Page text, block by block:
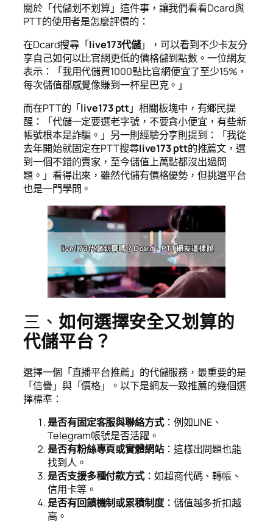
關於「代儲划不划算」這件事，讓我們看看Dcard與
PTT的使用者是怎麼評價的：
在Dcard搜尋「live173代儲」，可以看到不少卡友分
享自己如何以比官網更低的價格儲到點數。一位網友
表示：「我用代儲買1000點比官網便宜了至少15%，
每次儲值都感覺像賺到一杯星巴克。」
而在PTT的「live173 ptt」相關板塊中，有鄉民提
醒：「代儲一定要選老字號，不要貪小便宜，有些新
帳號根本是詐騙。」另一則經驗分享則提到：「我從
去年開始就固定在PTT搜尋live173 ptt的推薦文，選
到一個不錯的賣家，至今儲值上萬點都沒出過問
題。」看得出來，雖然代儲有價格優勢，但挑選平台
也是一門學問。
三、 如何選擇安全又划算的
代儲平台？
選擇一個「直播平台推薦」的代儲服務，最重要的是
「信譽」與「價格」。以下是網友一致推薦的幾個選
擇標準：
是否有固定客服與聯絡方式：例如LINE、
Telegram帳號是否活躍。
是否有粉絲專頁或實體網站：這樣出問題也能
找到人。
是否支援多種付款方式：如超商代碼、轉帳、
信用卡等。
是否有回饋機制或累積制度：儲值越多折扣越
高。